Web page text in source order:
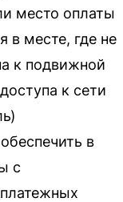
место оплаты
в месте, где не
к подвижной
к сети
в
с